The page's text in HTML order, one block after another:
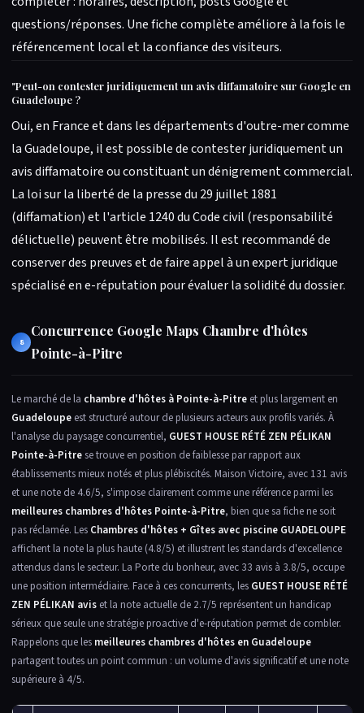
questions/réponses. Une fiche complète améliore à la fois le
référencement local et la confiance des visiteurs.
"Peut-on contester juridiquement un avis diffamatoire sur Google en
Guadeloupe ?
Oui, en France et dans les départements d'outre-mer comme
la Guadeloupe, il est possible de contester juridiquement un
avis diffamatoire ou constituant un dénigrement commercial.
La loi sur la liberté de la presse du 29 juillet 1881
(diffamation) et l'article 1240 du Code civil (responsabilité
délictuelle) peuvent être mobilisés. Il est recommandé de
conserver des preuves et de faire appel à un expert juridique
spécialisé en e-réputation pour évaluer la solidité du dossier.
8
Concurrence Google Maps Chambre d'hôtes
Pointe-à-Pitre
Le marché de la chambre d'hôtes à Pointe-à-Pitre et plus largement en
Guadeloupe est structuré autour de plusieurs acteurs aux profils variés. À
l'analyse du paysage concurrentiel, GUEST HOUSE RÉTÉ ZEN PÉLIKAN
Pointe-à-Pitrese trouve en position de faiblesse par rapport aux
établissements mieux notés et plus plébiscités. Maison Victoire, avec 131 avis
et une note de 4.6/5, s'impose clairement comme une référence parmi les
meilleures chambres d'hôtes Pointe-à-Pitre, bien que sa fiche ne soit
pas réclamée. Les Chambres d'hôtes + Gîtes avec piscine GUADELOUPE
affichent la note la plus haute (4.8/5) et illustrent les standards d'excellence
attendus dans le secteur. La Porte du bonheur, avec 33 avis à 3.8/5, occupe
une position intermédiaire. Face à ces concurrents, les GUEST HOUSE RÉTÉ
ZEN PÉLIKAN avis et la note actuelle de 2.7/5 représentent un handicap
sérieux que seule une stratégie proactive d'e-réputation permet de combler.
Rappelons que les meilleures chambres d'hôtes en Guadeloupe
partagent toutes un point commun : un volume d'avis significatif et une note
supérieure à 4/5.